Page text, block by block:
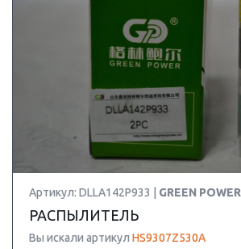
Артикул: DLLA142P933 | GREEN POWER
РАСПЫЛИТЕЛЬ
Вы искали артикул HS9307Z530A